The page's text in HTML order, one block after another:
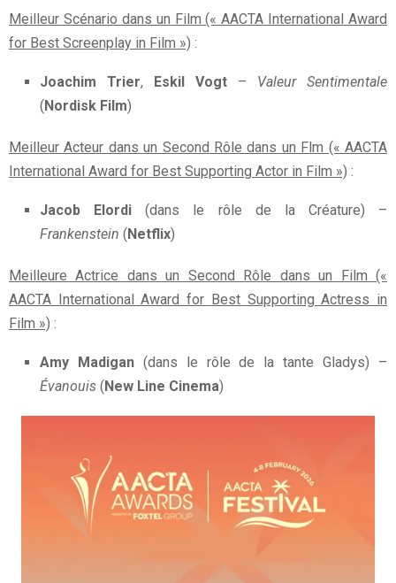
Meilleur Scénario dans un Film (« AACTA International Award
for Best Screenplay in Film ») :
Joachim Trier, Eskil Vogt – Valeur Sentimentale
( Nordisk Film)
Meilleur Acteur dans un Second Rôle dans un Flm (« AACTA
International Award for Best Supporting Actor in Film ») :
Jacob Elordi (dans le rôle de la Créature) –
Frankenstein ( Netflix)
Meilleure Actrice dans un Second Rôle dans un Film («
AACTA International Award for Best Supporting Actress in
Film ») :
Amy Madigan(dans le rôle de la tante Gladys) –
Évanouis ( New Line Cinema)